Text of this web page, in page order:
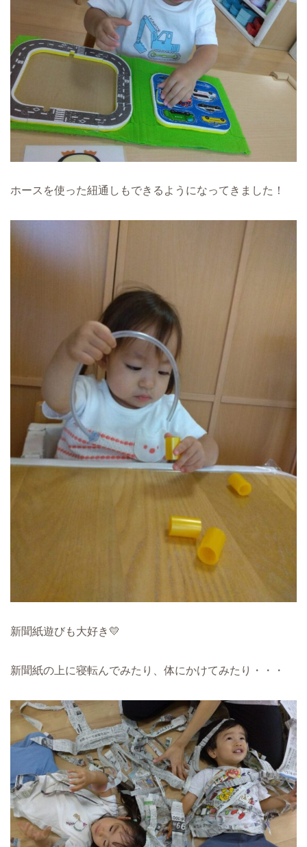
ホースを使った紐通しもできるようになってきました！
新聞紙遊びも大好き💛
新聞紙の上に寝転んでみたり、体にかけてみたり・・・